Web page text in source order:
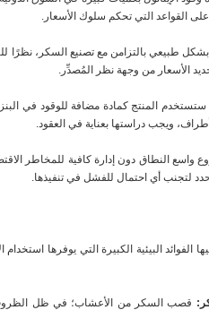
القواعد التي تحكم سلوك الأسعار.
بشكل طبيعي بالتزامن مع تصنيع السكر، نظرًا
الأسعار من وجهة نظر المُصدِّر.
المنتج كمادة مضافة للوقود في
ويجب دراستها بعناية في العقود.
النطاق دون إدارة كافية للمخاطر
لتجنب أي احتمال للفشل في تنفيذها.
الفوائد البيئية الكبيرة التي يوفرها
قصب السكر من الأعشاب؛ في ظل الظروف